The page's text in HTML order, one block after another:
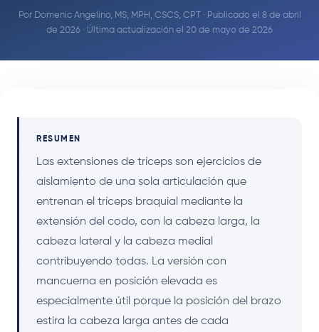
Por Domenic Angelino, MS, MPH, CSCS, CPT· Publicado el 8 de abril
de 2026 · Última actualización el 20 de mayo de 2026
RESUMEN
Las extensiones de tríceps son ejercicios de
aislamiento de una sola articulación que
entrenan el tríceps braquial mediante la
extensión del codo, con la cabeza larga, la
cabeza lateral y la cabeza medial
contribuyendo todas. La versión con
mancuerna en posición elevada es
especialmente útil porque la posición del brazo
estira la cabeza larga antes de cada